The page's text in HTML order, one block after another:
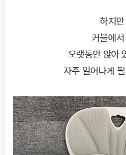
하지만
커블에
오랫동안 앉아
자주 일어나게